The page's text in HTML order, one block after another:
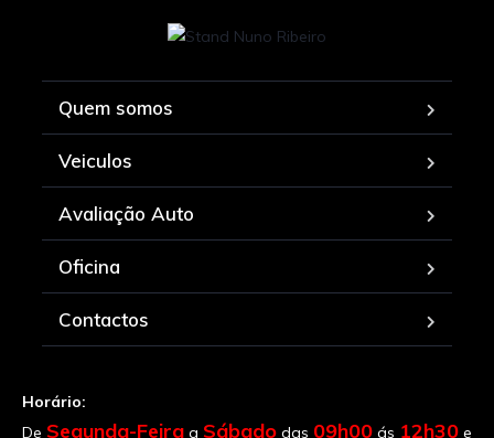
Quem somos
Veiculos
Avaliação Auto
Oficina
Contactos
Horário:
De Segunda-Feira a Sábado das 09h00 ás 12h30 e